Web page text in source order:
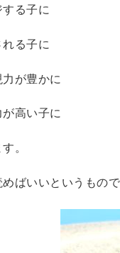
る子に
る子に
が豊かに
高い子に
。
ばいいというもの